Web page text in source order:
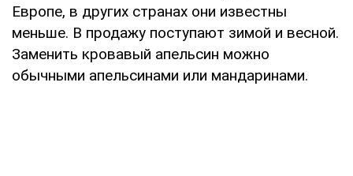
Европе, в других странах они известны
меньше. В продажу поступают зимой и весной.
Заменить кровавый апельсин можно
обычными апельсинами или мандаринами.